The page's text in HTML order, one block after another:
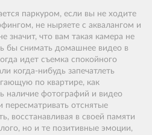
паркуром, если вы не ходите
не ныряете с аквалангом и
значит, что вам такая камера не
бы снимать домашнее видео в
идет съемка спокойного
когда-нибудь запечатлеть
по квартире, как
наличие фотографий и видео
пересматривать отснятые
восстанавливая в своей памяти
но и те позитивные эмоции,